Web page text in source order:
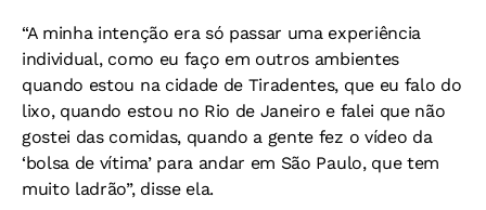
“A minha intenção era só passar uma experiência
individual, como eu faço em outros ambientes
quando estou na cidade de Tiradentes, que eu falo do
lixo, quando estou no Rio de Janeiro e falei que não
gostei das comidas, quando a gente fez o vídeo da
‘bolsa de vítima’ para andar em São Paulo, que tem
muito ladrão”, disse ela.